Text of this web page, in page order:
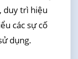
duy trì hiệu
các sự cố
dụng.